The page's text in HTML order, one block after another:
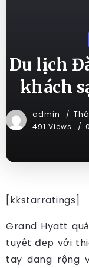
Du lịch
khách
admin
491 Views
[kkstarratings]
Grand Hyatt
tuyệt đẹp với
tay dang rộng